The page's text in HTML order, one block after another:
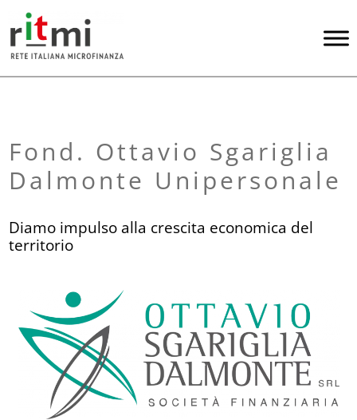
Fond. Ottavio Sgariglia
Dalmonte Unipersonale
Diamo impulso alla crescita economica del
territorio